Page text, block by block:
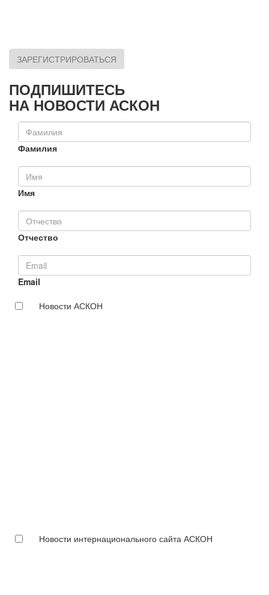
ЗАРЕГИСТРИРОВАТЬСЯ
ПОДПИШИТЕСЬ
НА НОВОСТИ АСКОН
Фамилия
Имя
Отчество
Email
Новости АСКОН
Новости интернационального сайта АСКОН